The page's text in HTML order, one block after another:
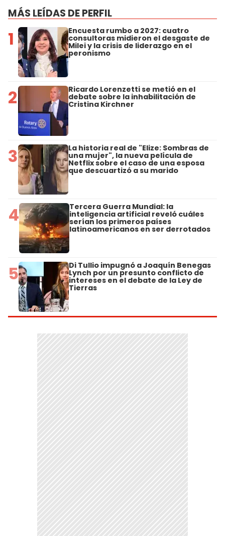
MÁS LEÍDAS DE PERFIL
1 Encuesta rumbo a 2027: cuatro
consultoras midieron el desgaste de
Milei y la crisis de liderazgo en el
peronismo
2 Ricardo Lorenzetti se metió en el
debate sobre la inhabilitación de
Cristina Kirchner
3 La historia real de "Elize: Sombras de
una mujer", la nueva película de
Netflix sobre el caso de una esposa
que descuartizó a su marido
4 Tercera Guerra Mundial: la
inteligencia artificial reveló cuáles
serían los primeros países
latinoamericanos en ser derrotados
5 Di Tullio impugnó a Joaquín Benegas
Lynch por un presunto conflicto de
intereses en el debate de la Ley de
Tierras